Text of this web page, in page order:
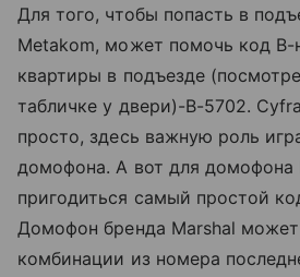
Для того, чтобы попасть в
Metakom, может помочь код B-
квартиры в подъезде
табличке у двери)-В-5702.
просто, здесь важную роль
домофона. А вот для
пригодиться самый простой
Домофон бренда Marshal может
комбинации из номера